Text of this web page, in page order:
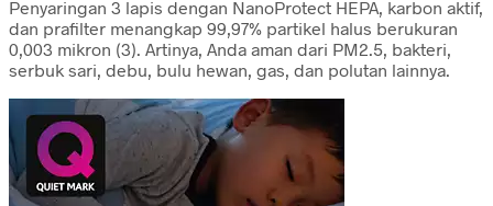
Penyaringan 3 lapis dengan NanoProtect HEPA, karbon aktif,
dan prafilter menangkap 99,97% partikel halus berukuran
0,003 mikron (3). Artinya, Anda aman dari PM2.5, bakteri,
serbuk sari, debu, bulu hewan, gas, dan polutan lainnya.